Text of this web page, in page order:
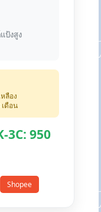
ป้งสูง
ลือง
ดือน
3C: 950
Shopee